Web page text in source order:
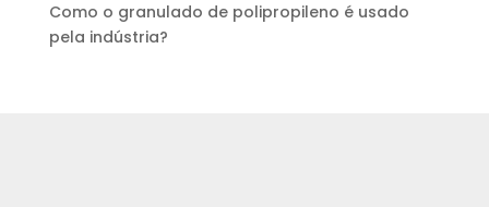
Como o granulado de polipropileno é usado
pela indústria?